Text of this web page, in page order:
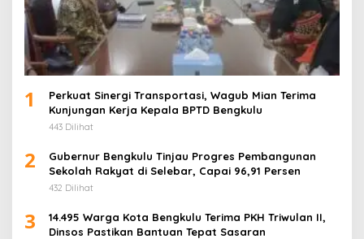
1
Perkuat Sinergi Transportasi, Wagub Mian Terima
Kunjungan Kerja Kepala BPTD Bengkulu
443 Dilihat
2
Gubernur Bengkulu Tinjau Progres Pembangunan
Sekolah Rakyat di Selebar, Capai 96,91 Persen
432 Dilihat
3
14.495 Warga Kota Bengkulu Terima PKH Triwulan II,
Dinsos Pastikan Bantuan Tepat Sasaran